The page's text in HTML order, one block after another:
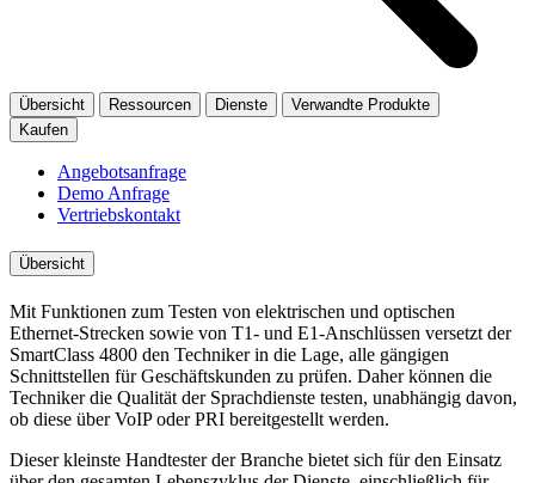
Übersicht Ressourcen Dienste
Verwandte Produkte
Kaufen
Angebotsanfrage
Demo Anfrage
Vertriebskontakt
Übersicht
Mit Funktionen zum Testen von elektrischen und optischen
Ethernet-Strecken sowie von T1- und E1-Anschlüssen versetzt der
SmartClass 4800 den Techniker in die Lage, alle gängigen
Schnittstellen für Geschäftskunden zu prüfen. Daher können die
Techniker die Qualität der Sprachdienste testen, unabhängig davon,
ob diese über VoIP oder PRI bereitgestellt werden.
Dieser kleinste Handtester der Branche bietet sich für den Einsatz